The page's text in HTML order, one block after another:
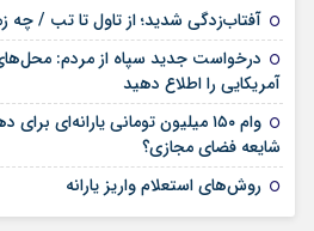
آفتاب‌زدگی شدید؛ از تاول تا تب / چه
درخواست جدید سپاه از مردم:
آمریکایی را اطلاع دهید
شایعه فضای مجازی؟
روش‌های استعلام واریز یارانه